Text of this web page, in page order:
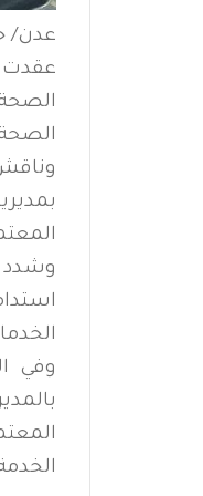
عدن/
عقدت
الصحة
وشدد
وفي